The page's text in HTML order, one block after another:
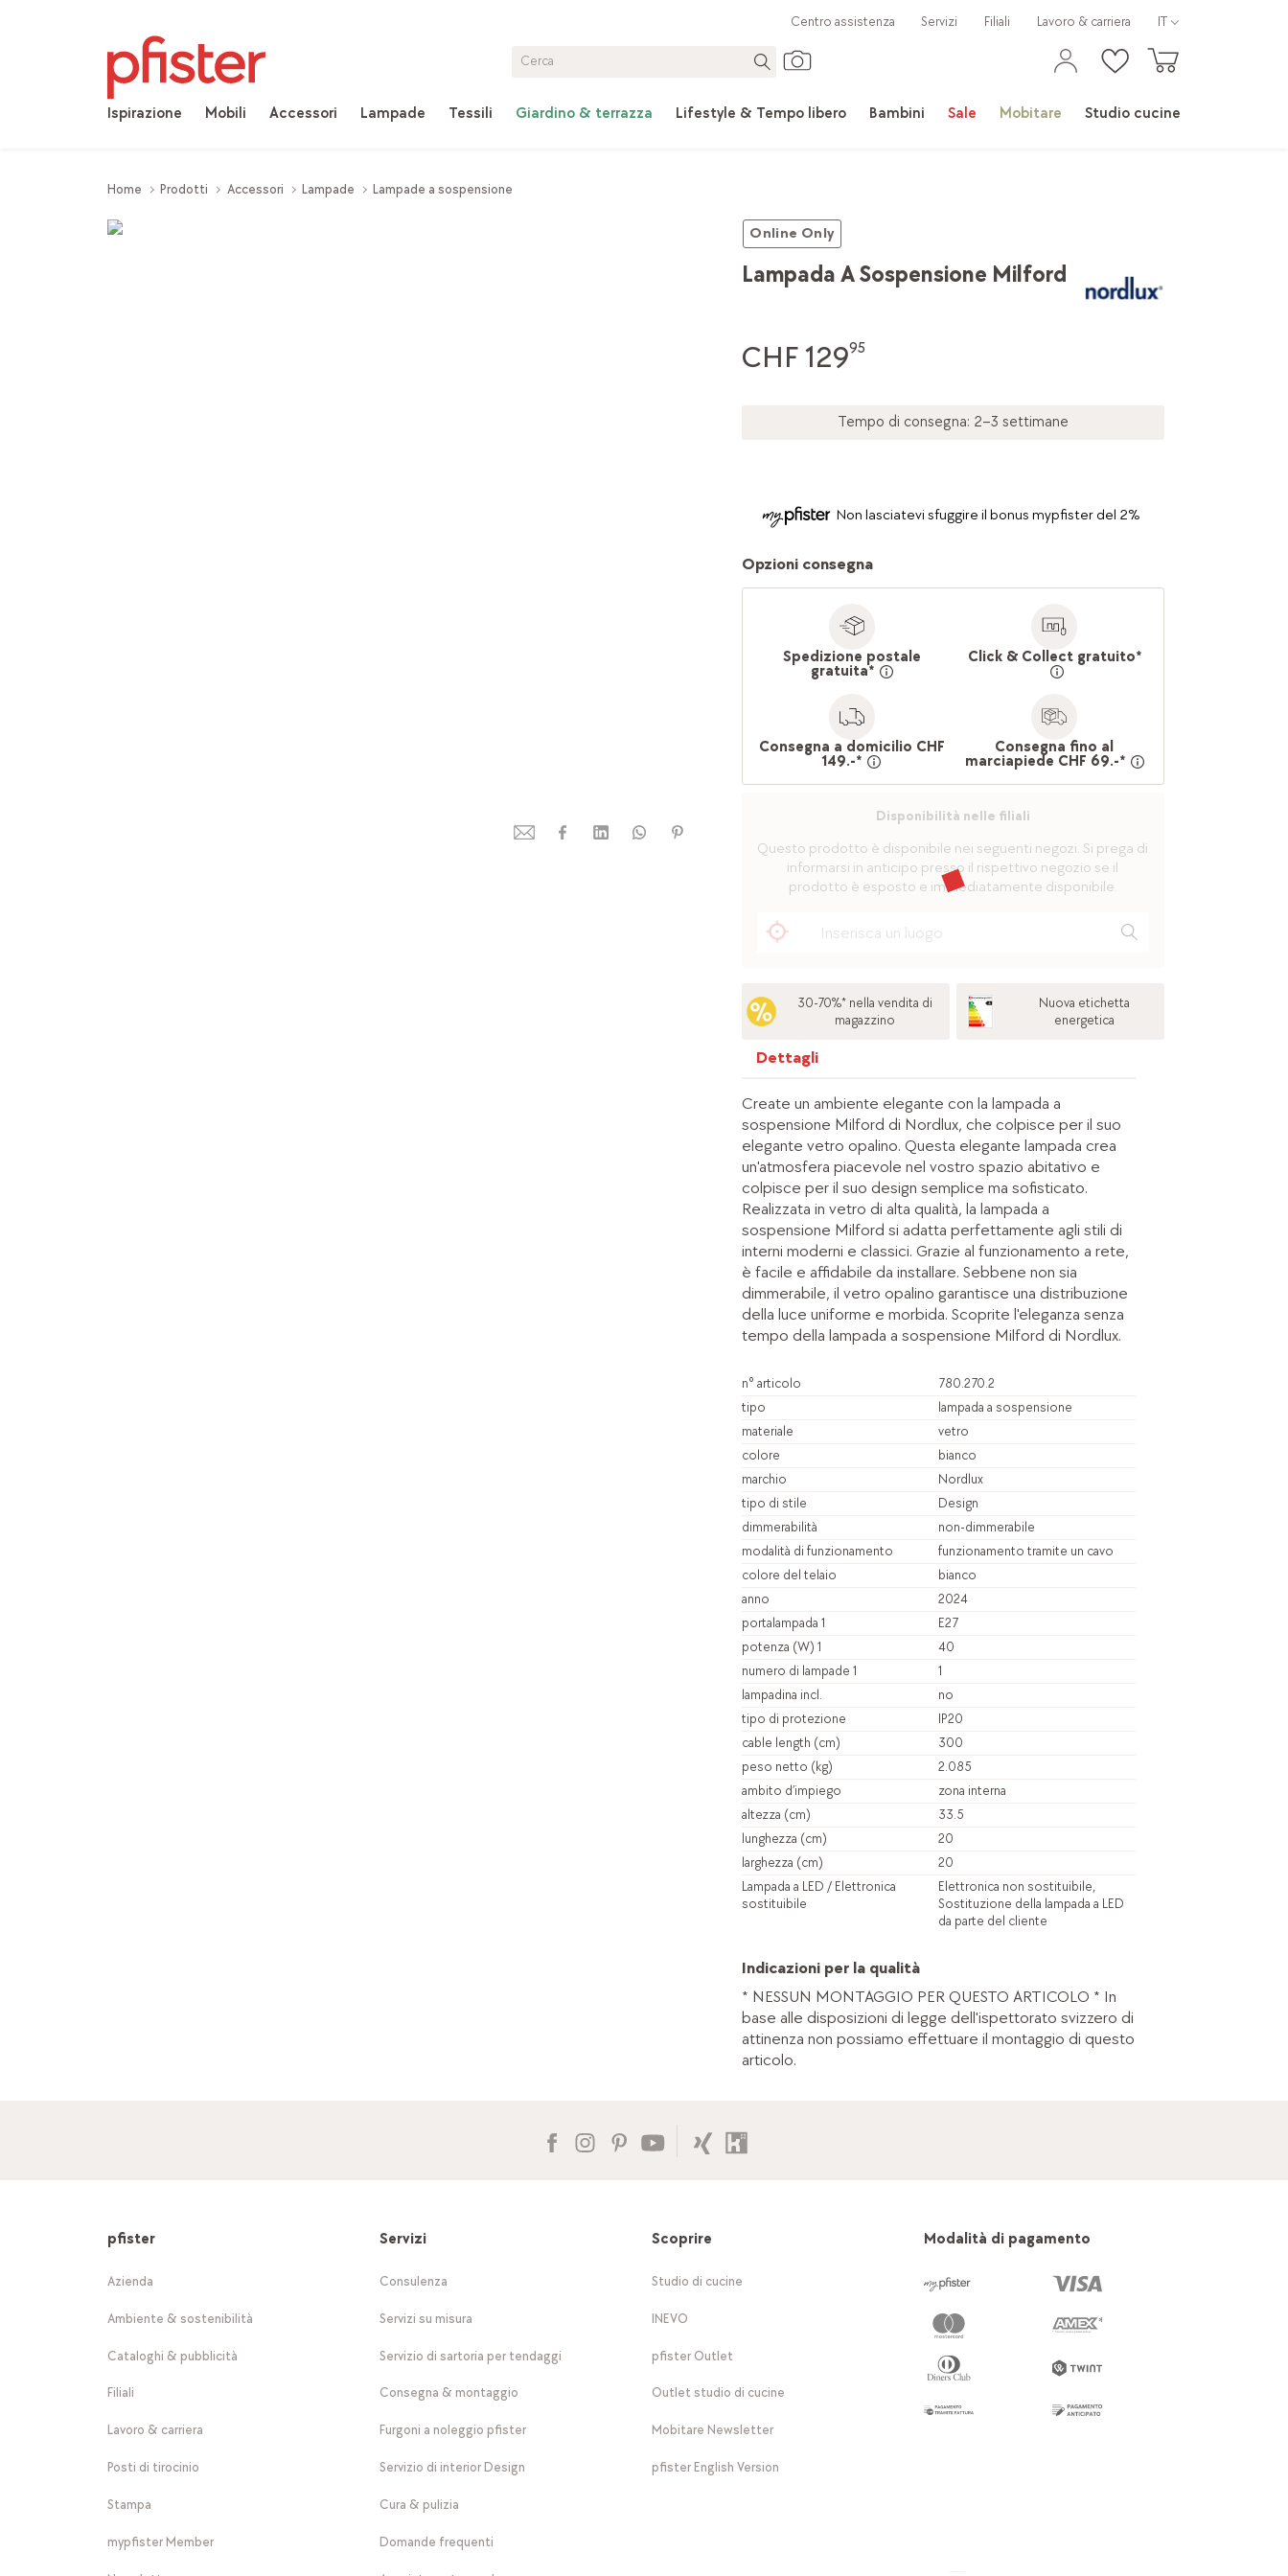
Ispirazione Mobili Accessori Lampade Tessili Giardino & terrazza Lifestyle & Tempo libero Bambini Sale Mobitare Studio cucine
Centro assistenza Servizi Filiali Lavoro & carriera IT
Home Prodotti Accessori Lampade Lampade a sospensione
Online Only
Lampada A Sospensione Milford
CHF 12995
Tempo di consegna: 2–3 settimane
Non lasciatevi sfuggire il bonus mypfister del 2%
Opzioni consegna
Spedizione postale
gratuita*
Click & Collect gratuito*
Consegna a domicilio CHF
149.-*
Consegna fino al
marciapiede CHF 69.-*
Disponibilità nelle filiali
Questo prodotto è disponibile nei seguenti negozi. Si prega di
informarsi in anticipo presso il rispettivo negozio se il
prodotto è esposto e immediatamente disponibile.
30-70%* nella vendita di
magazzino
Nuova etichetta
energetica
Dettagli
Create un ambiente elegante con la lampada a
sospensione Milford di Nordlux, che colpisce per il suo
elegante vetro opalino. Questa elegante lampada crea
un'atmosfera piacevole nel vostro spazio abitativo e
colpisce per il suo design semplice ma sofisticato.
Realizzata in vetro di alta qualità, la lampada a
sospensione Milford si adatta perfettamente agli stili di
interni moderni e classici. Grazie al funzionamento a rete,
è facile e affidabile da installare. Sebbene non sia
dimmerabile, il vetro opalino garantisce una distribuzione
della luce uniforme e morbida. Scoprite l'eleganza senza
tempo della lampada a sospensione Milford di Nordlux.
n° articolo
780.270.2
tipo
lampada a sospensione
materiale
vetro
colore
bianco
marchio
Nordlux
tipo di stile
Design
dimmerabilità
non-dimmerabile
modalità di funzionamento
funzionamento tramite un cavo
colore del telaio
bianco
anno
2024
portalampada 1
E27
potenza (W) 1
40
numero di lampade 1
1
lampadina incl.
no
tipo di protezione
IP20
cable length (cm)
300
peso netto (kg)
2.085
ambito d’impiego
zona interna
altezza (cm)
33.5
lunghezza (cm)
20
larghezza (cm)
20
Lampada a LED / Elettronica
sostituibile
Elettronica non sostituibile,
Sostituzione della lampada a LED
da parte del cliente
Indicazioni per la qualità
* NESSUN MONTAGGIO PER QUESTO ARTICOLO * In
base alle disposizioni di legge dell'ispettorato svizzero di
attinenza non possiamo effettuare il montaggio di questo
articolo.
pfister
Azienda
Ambiente & sostenibilità
Cataloghi & pubblicità
Filiali
Lavoro & carriera
Posti di tirocinio
Stampa
mypfister Member
Servizi
Consulenza
Servizi su misura
Servizio di sartoria per tendaggi
Consegna & montaggio
Furgoni a noleggio pfister
Servizio di interior Design
Cura & pulizia
Domande frequenti
Scoprire
Studio di cucine
INEVO
pfister Outlet
Outlet studio di cucine
Mobitare Newsletter
pfister English Version
Modalità di pagamento